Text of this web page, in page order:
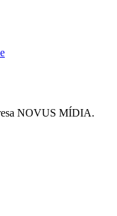
NOVUS MÍDIA.